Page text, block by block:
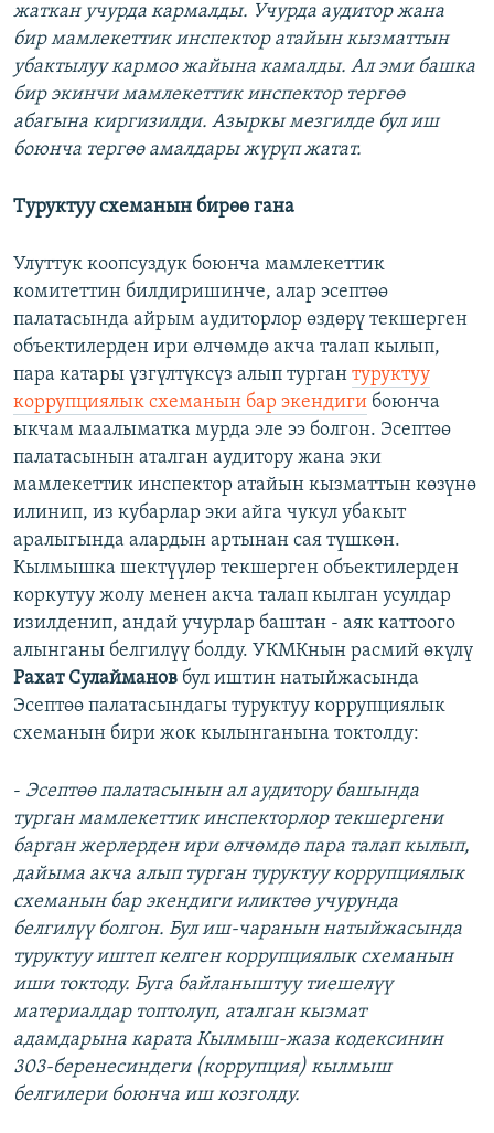
жаткан учурда кармалды. Учурда аудитор жана
бир мамлекеттик инспектор атайын кызматтын
убактылуу кармоо жайына камалды. Ал эми башка
бир экинчи мамлекеттик инспектор тергөө
абагына киргизилди. Азыркы мезгилде бул иш
боюнча тергөө амалдары жүрүп жатат.
Туруктуу схеманын бирөө гана
Улуттук коопсуздук боюнча мамлекеттик
комитеттин билдиришинче, алар эсептөө
палатасында айрым аудиторлор өздөрү текшерген
объектилерден ири өлчөмдө акча талап кылып,
пара катары үзгүлтүксүз алып турган туруктуу
коррупциялык схеманын бар экендиги боюнча
ыкчам маалыматка мурда эле ээ болгон. Эсептөө
палатасынын аталган аудитору жана эки
мамлекеттик инспектор атайын кызматтын көзүнө
илинип, из кубарлар эки айга чукул убакыт
аралыгында алардын артынан сая түшкөн.
Кылмышка шектүүлөр текшерген объектилерден
коркутуу жолу менен акча талап кылган усулдар
изилденип, андай учурлар баштан - аяк каттоого
алынганы белгилүү болду. УКМКнын расмий өкүлү
Рахат Сулайманов бул иштин натыйжасында
Эсептөө палатасындагы туруктуу коррупциялык
схеманын бири жок кылынганына токтолду:
- Эсептөө палатасынын ал аудитору башында
турган мамлекеттик инспекторлор текшергени
барган жерлерден ири өлчөмдө пара талап кылып,
дайыма акча алып турган туруктуу коррупциялык
схеманын бар экендиги иликтөө учурунда
белгилүү болгон. Бул иш-чаранын натыйжасында
туруктуу иштеп келген коррупциялык схеманын
иши токтоду. Буга байланыштуу тиешелүү
материалдар топтолуп, аталган кызмат
адамдарына карата Кылмыш-жаза кодексинин
303-беренесиндеги (коррупция) кылмыш
белгилери боюнча иш козголду.